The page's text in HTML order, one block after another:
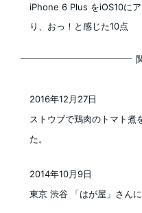
iPhone 6 Plus をiOS10に
り、おっ！と感じた10点
ストウブで鶏肉のトマト煮
た。
投稿日
2016年12月27日
東京 渋谷 「はが屋」さん
2014年10月9日